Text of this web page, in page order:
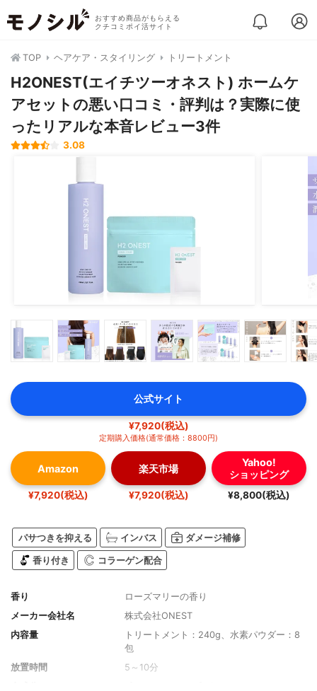
おすすめ商品がもらえる
クチコミポイ活サイト
TOP ヘアケア・スタイリング トリートメント
H2ONEST(エイチツーオネスト) ホームケ
アセットの悪い口コミ・評判は？実際に使
ったリアルな本音レビュー3件
3.08
公式サイト
¥7,920(税込)
定期購入価格(通常価格：8800円)
Amazon
¥7,920(税込)
楽天市場
¥7,920(税込)
Yahoo!
ショッピング
¥8,800(税込)
パサつきを抑える インバス ダメージ補修
香り付き コラーゲン配合
香り
ローズマリーの香り
メーカー会社名
株式会社ONEST
内容量
トリートメント：240g、水素パウダー：8
包
放置時間
5～10分